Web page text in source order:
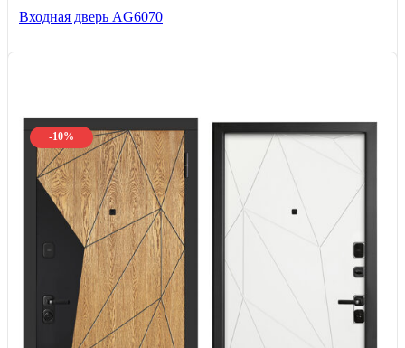
Входная дверь AG6070
-10%